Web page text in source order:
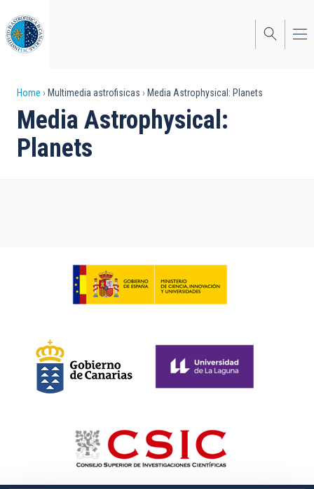
to
main
content
Breadcrumb
Home Multimedia astrofisicas Media Astrophysical: Planets
Media Astrophysical:
Planets